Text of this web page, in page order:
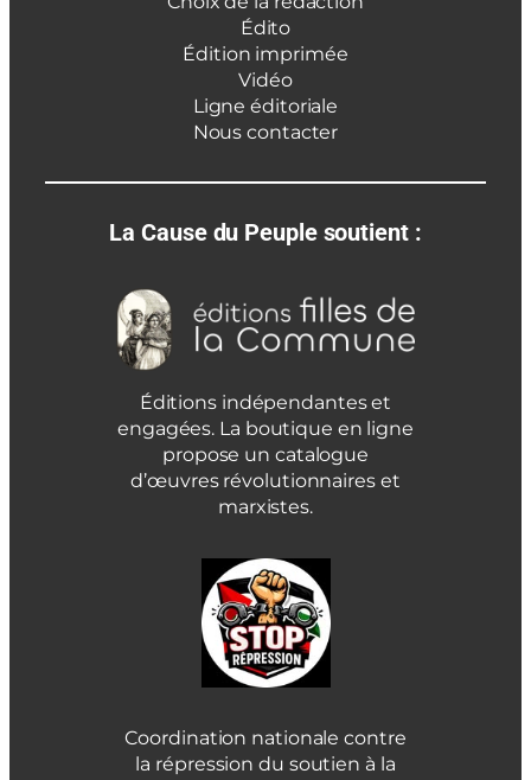
Édito
Édition imprimée
Vidéo
Ligne éditoriale
Nous contacter
La Cause du Peuple soutient :
Éditions indépendantes et
engagées. La boutique en ligne
propose un catalogue
d’œuvres révolutionnaires et
marxistes.
Coordination nationale contre
la répression du soutien à la